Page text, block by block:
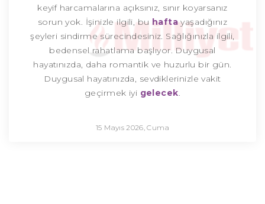
keyif harcamalarına açıksınız, sınır koyarsanız
sorun yok. İşinizle ilgili, bu hafta yaşadığınız
şeyleri sindirme sürecindesiniz. Sağlığınızla ilgili,
bedensel rahatlama başlıyor. Duygusal
hayatınızda, daha romantik ve huzurlu bir gün.
Duygusal hayatınızda, sevdiklerinizle vakit
geçirmek iyi gelecek.
15 Mayıs 2026, Cuma